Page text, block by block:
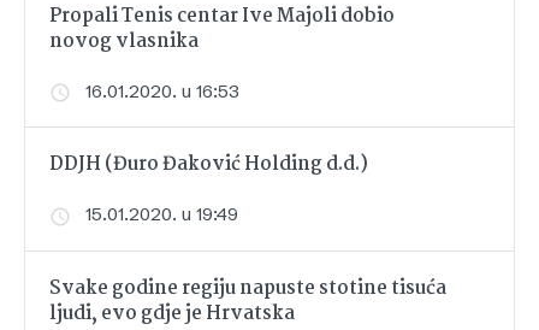
Propali Tenis centar Ive Majoli dobio
novog vlasnika
16.01.2020. u 16:53
DDJH (Đuro Đaković Holding d.d.)
15.01.2020. u 19:49
Svake godine regiju napuste stotine tisuća
ljudi, evo gdje je Hrvatska